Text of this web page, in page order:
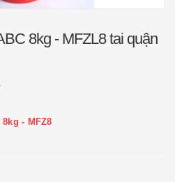
8kg - MFZL8 tai quận
- MFZ8